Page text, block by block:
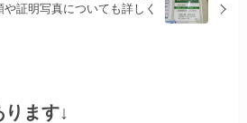
証明写真についても詳しく
ます↓